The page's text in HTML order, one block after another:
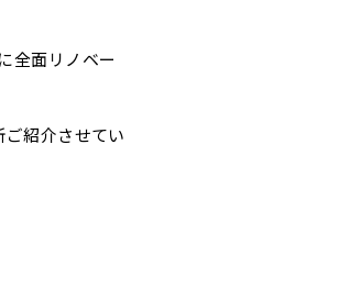
全面リノベー
紹介させてい